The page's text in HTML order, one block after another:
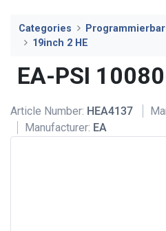
Categories
19inch 2 HE
EA-PSI
Article Number: HEA4137
Manufacturer: EA